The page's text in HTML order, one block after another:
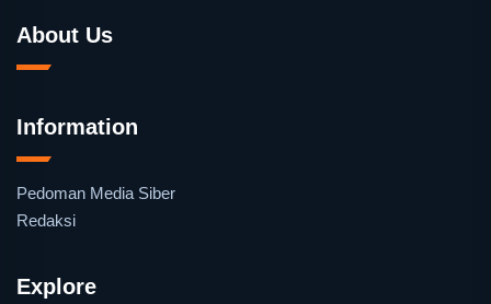
About Us
Information
Pedoman Media Siber
Redaksi
Explore